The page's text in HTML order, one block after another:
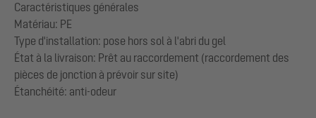
Caractéristiques générales
Matériau: PE
Type d'installation: pose hors sol à l'abri du gel
État à la livraison: Prêt au raccordement (raccordement des
pièces de jonction à prévoir sur site)
Étanchéité: anti-odeur